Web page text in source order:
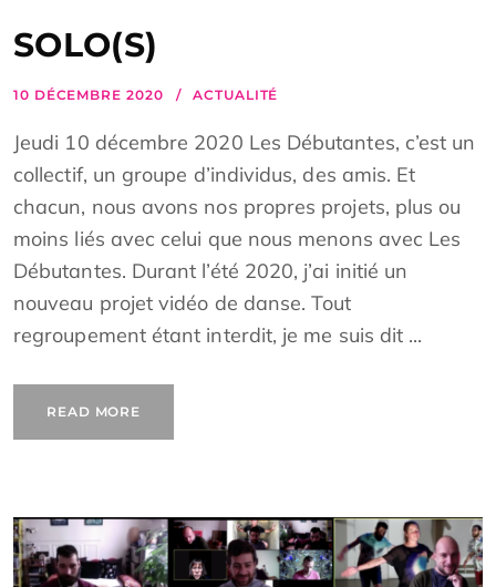
SOLO(S)
10 DÉCEMBRE 2020 ACTUALITÉ
Jeudi 10 décembre 2020 Les Débutantes, c’est un
collectif, un groupe d’individus, des amis. Et
chacun, nous avons nos propres projets, plus ou
moins liés avec celui que nous menons avec Les
Débutantes. Durant l’été 2020, j’ai initié un
nouveau projet vidéo de danse. Tout
regroupement étant interdit, je me suis dit ...
READ MORE